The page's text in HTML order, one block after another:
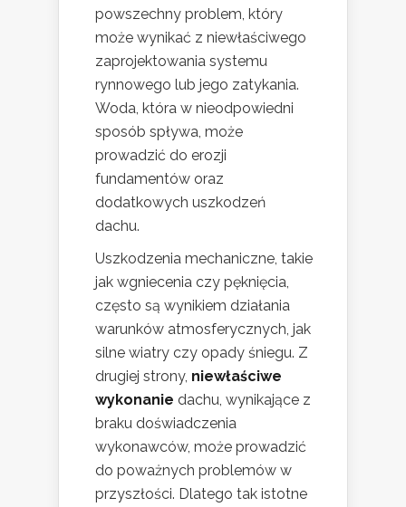
powszechny problem, który
może wynikać z niewłaściwego
zaprojektowania systemu
rynnowego lub jego zatykania.
Woda, która w nieodpowiedni
sposób spływa, może
prowadzić do erozji
fundamentów oraz
dodatkowych uszkodzeń
dachu.
Uszkodzenia mechaniczne, takie
jak wgniecenia czy pęknięcia,
często są wynikiem działania
warunków atmosferycznych, jak
silne wiatry czy opady śniegu. Z
drugiej strony, niewłaściwe
wykonanie dachu, wynikające z
braku doświadczenia
wykonawców, może prowadzić
do poważnych problemów w
przyszłości. Dlatego tak istotne